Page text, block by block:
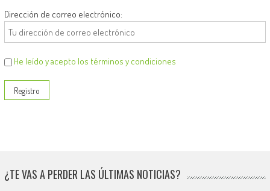
Dirección de correo electrónico:
He leído y acepto los términos y condiciones
¿TE VAS A PERDER LAS ÚLTIMAS NOTICIAS?